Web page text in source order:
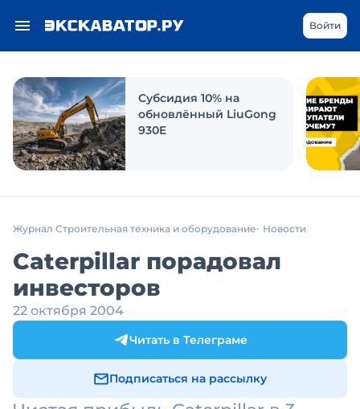
Войти
Субсидия 10% на
обновлённый LiuGong
930E
Журнал Строительная техника и оборудование Новости
Caterpillar порадовал
инвесторов
22 октября 2004
Читать в Телеграме
Подписаться на рассылку